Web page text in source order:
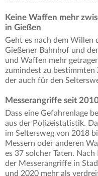
Keine Waffen mehr
in Gießen
Geht es nach dem Willen
Gießener Bahnhof und
und Waffen mehr
zumindest zu bestimmten
der auch für den
Messerangriffe seit
Dass eine Gefahrenlage
aus der Polizeistatistik.
im Seltersweg von 2018
Messern oder anderen
es 37 solcher Taten. Nach
der Messerangriffe in
und 2020 mehr als